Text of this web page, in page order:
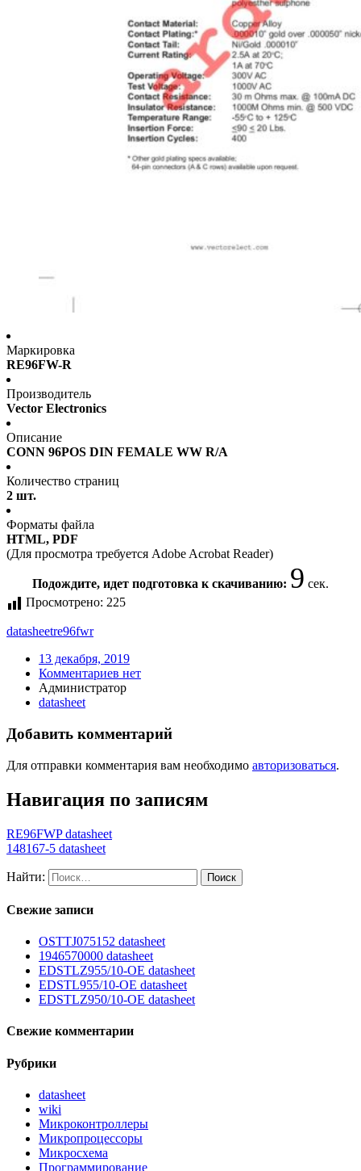
Маркировка
RE96FW-R
Производитель
Vector Electronics
Описание
CONN 96POS DIN FEMALE WW R/A
Количество страниц
2 шт.
Форматы файла
HTML, PDF
(Для просмотра требуется Adobe Acrobat Reader)
Подождите, идет подготовка к скачиванию: 9 сек.
Просмотрено: 225
datasheetre96fwr
13 декабря, 2019
Комментариев нет
Администратор
datasheet
Добавить комментарий
Для отправки комментария вам необходимо авторизоваться.
Навигация по записям
RE96FWP datasheet
148167-5 datasheet
Найти:
Свежие записи
OSTTJ075152 datasheet
1946570000 datasheet
EDSTLZ955/10-OE datasheet
EDSTL955/10-OE datasheet
EDSTLZ950/10-OE datasheet
Свежие комментарии
Рубрики
datasheet
wiki
Микроконтроллеры
Микропроцессоры
Микросхема
Программирование